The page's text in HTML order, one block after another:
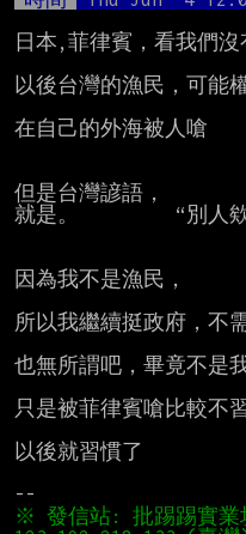
日本,菲律賓，看我們沒
以後台灣的漁民，可能
在自己的外海被人嗆
但是台灣諺語，
就是。         “別人欸
因為我不是漁民，
所以我繼續挺政府，不
也無所謂吧，畢竟不是
只是被菲律賓嗆比較不
以後就習慣了
※ 發信站: 批踢踢實